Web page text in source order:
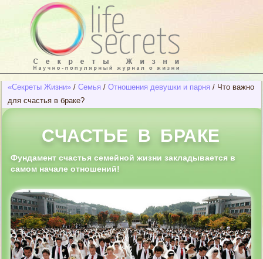
«Секреты Жизни» / Семья / Отношения девушки и парня / Что важно
для счастья в браке?
СЧАСТЬЕ В БРАКЕ
Фундамент счастья семейной жизни закладывается в
самом начале отношений!